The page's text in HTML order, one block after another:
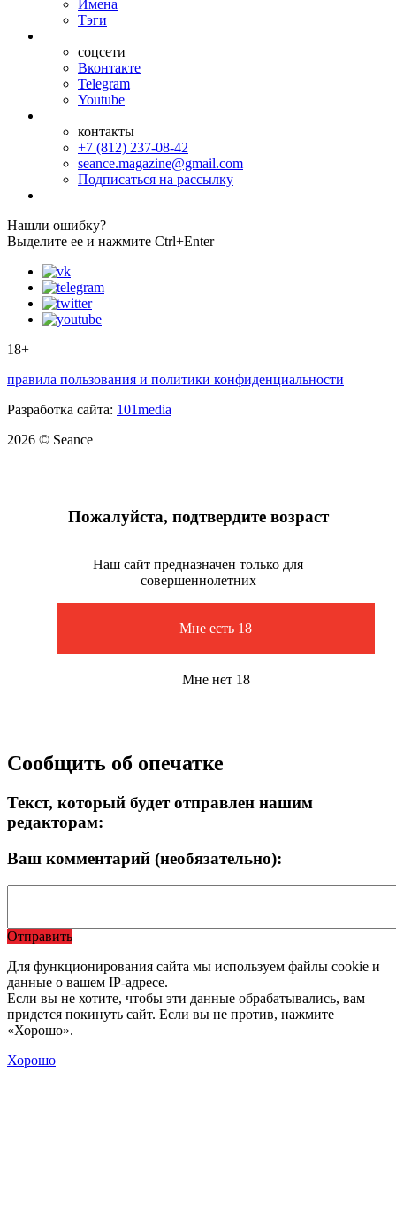
Имена
Тэги
соцсети
Вконтакте
Telegram
Youtube
контакты
+7 (812) 237-08-42
seance.magazine@gmail.com
Подписаться на рассылку
Нашли ошибку?
Выделите ее и нажмите Ctrl+Enter
18+
правила пользования и политики конфиденциальности
Разработка сайта: 101media
2026 © Seance
Пожалуйста, подтвердите возраст
Наш сайт предназначен только для
совершеннолетних
Мне есть 18
Мне нет 18
Сообщить об опечатке
Текст, который будет отправлен нашим
редакторам:
Ваш комментарий (необязательно):
Отправить
Для функционирования сайта мы используем файлы cookie и
данные о вашем IP-адресе.
Если вы не хотите, чтобы эти данные обрабатывались, вам
придется покинуть сайт. Если вы не против, нажмите
«Хорошо».
Хорошо